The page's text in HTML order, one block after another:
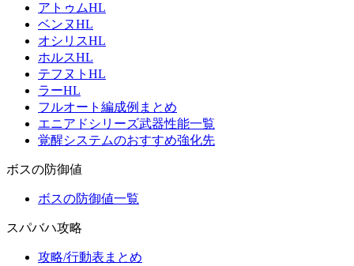
アトゥムHL
ベンヌHL
オシリスHL
ホルスHL
テフヌトHL
ラーHL
フルオート編成例まとめ
エニアドシリーズ武器性能一覧
覚醒システムのおすすめ強化先
ボスの防御値
ボスの防御値一覧
スパバハ攻略
攻略/行動表まとめ